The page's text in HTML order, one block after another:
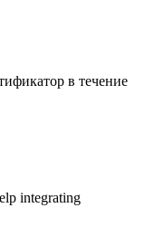
в течение
integrating